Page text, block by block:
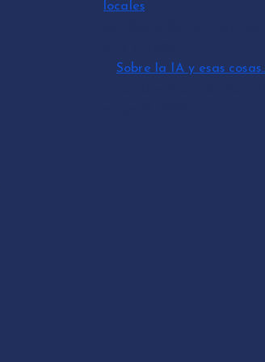
locales
Sobre la IA y esas